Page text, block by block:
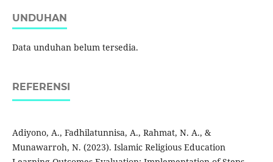
UNDUHAN
Data unduhan belum tersedia.
REFERENSI
Adiyono, A., Fadhilatunnisa, A., Rahmat, N. A., &
Munawarroh, N. (2023). Islamic Religious Education